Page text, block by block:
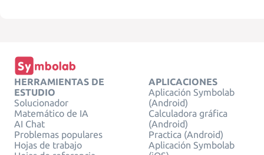
HERRAMIENTAS DE
ESTUDIO
Solucionador
Matemático de IA
AI Chat
Problemas populares
Hojas de trabajo
APLICACIONES
Aplicación Symbolab
(Android)
Calculadora gráfica
(Android)
Practica (Android)
Aplicación Symbolab